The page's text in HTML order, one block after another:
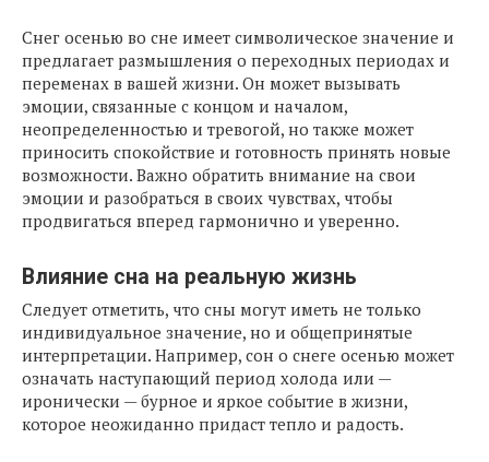
Снег осенью во сне имеет символическое значение и
предлагает размышления о переходных периодах и
переменах в вашей жизни. Он может вызывать
эмоции, связанные с концом и началом,
неопределенностью и тревогой, но также может
приносить спокойствие и готовность принять новые
возможности. Важно обратить внимание на свои
эмоции и разобраться в своих чувствах, чтобы
продвигаться вперед гармонично и уверенно.
Влияние сна на реальную жизнь
Следует отметить, что сны могут иметь не только
индивидуальное значение, но и общепринятые
интерпретации. Например, сон о снеге осенью может
означать наступающий период холода или —
иронически — бурное и яркое событие в жизни,
которое неожиданно придаст тепло и радость.